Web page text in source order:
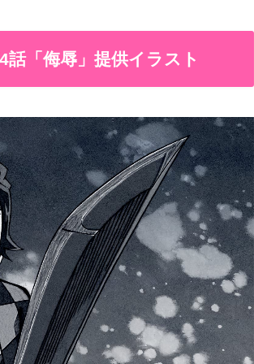
「侮辱」提供イラスト